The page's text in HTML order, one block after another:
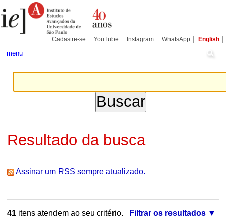
para
conteúdo.
Pessoais
Cadastre-se YouTube Instagram WhatsApp English
menu
Resultado da busca
Assinar um RSS sempre atualizado.
41itens atendem ao seu critério.
Filtrar os resultados